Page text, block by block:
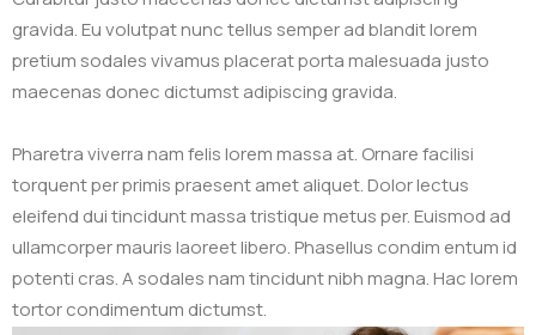
gravida. Eu volutpat nunc tellus semper ad blandit lorem
pretium sodales vivamus placerat porta malesuada justo
maecenas donec dictumst adipiscing gravida.
Pharetra viverra nam felis lorem massa at. Ornare facilisi
torquent per primis praesent amet aliquet. Dolor lectus
eleifend dui tincidunt massa tristique metus per. Euismod ad
ullamcorper mauris laoreet libero. Phasellus condim entum id
potenti cras. A sodales nam tincidunt nibh magna. Hac lorem
tortor condimentum dictumst.